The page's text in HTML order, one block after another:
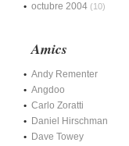
octubre 2004 (10)
Amics
Andy Rementer
Angdoo
Carlo Zoratti
Daniel Hirschman
Dave Towey